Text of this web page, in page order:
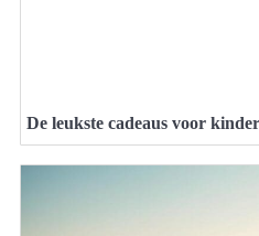
De leukste cadeaus voor